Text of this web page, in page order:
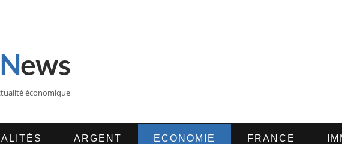
News
économique
ARGENT ECONOMIE FRANCE